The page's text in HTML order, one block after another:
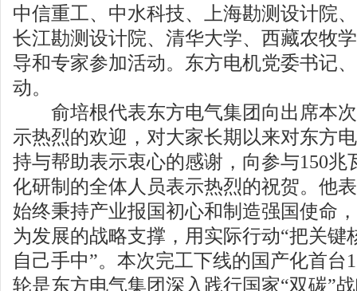
中信重工、中水科技、上海勘测设计院
长江勘测设计院、清华大学、西藏农牧
导和专家参加活动。东方电机党委书记
动。
俞培根代表东方电气集团向出席本次
示热烈的欢迎，对大家长期以来对东方
持与帮助表示衷心的感谢，向参与150兆
化研制的全体人员表示热烈的祝贺。他
始终秉持产业报国初心和制造强国使命
为发展的战略支撑，用实际行动“把关键
自己手中”。本次完工下线的国产化首台
轮是东方电气集团深入践行国家“双碳”